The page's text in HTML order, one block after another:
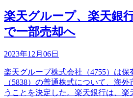
楽天グループ、楽天銀
で一部売却へ
2023年12月06日
楽天グループ株式会社（4755）は
（5838）の普通株式について、海
うことを決定した。楽天銀行は、楽